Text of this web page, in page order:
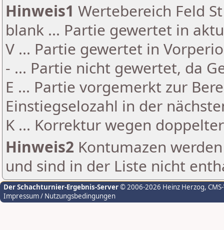
Hinweis1 Wertebereich Feld
blank ... Partie gewertet in
V ... Partie gewertet in
- ... Partie nicht gewertet, da
E ... Partie vorgemerkt zur
Einstiegselozahl in der
K ... Korrektur wegen
Hinweis2 Kontumazen
und sind in der Liste nicht
Der Schachturnier-Ergebnis-Server© 2006-2026 Heinz Herzog,
Impressum / Nutzungsbedingungen